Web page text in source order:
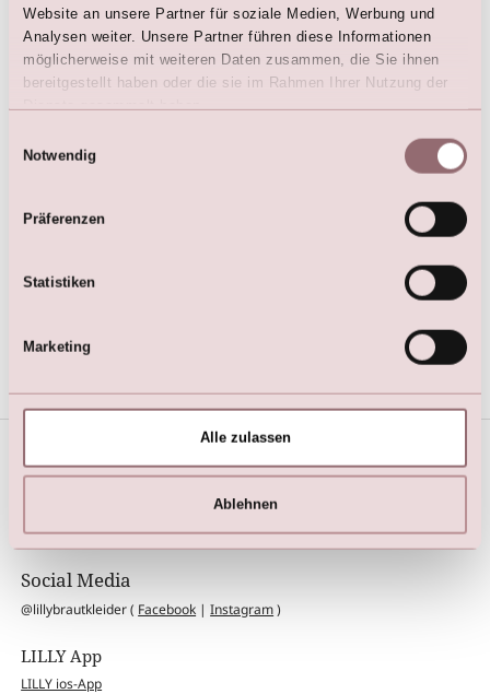
Website an unsere Partner für soziale Medien, Werbung und
Analysen weiter. Unsere Partner führen diese Informationen
möglicherweise mit weiteren Daten zusammen, die Sie ihnen
bereitgestellt haben oder die sie im Rahmen Ihrer Nutzung der
Notwendig
Präferenzen
Statistiken
Marketing
Alle zulassen
Ablehnen
Bequem online Termin bei LILLY buchen
Social Media
@lillybrautkleider ( Facebook |Instagram)
LILLY App
LILLY ios-App